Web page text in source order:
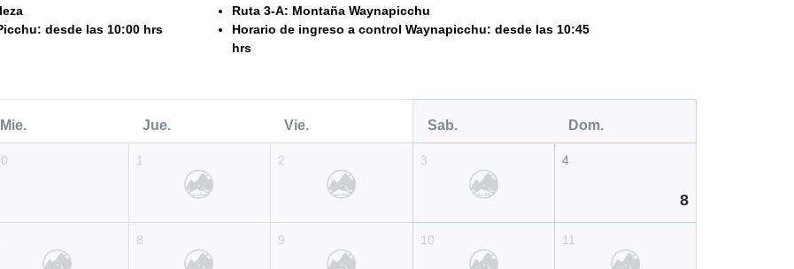
desde las 10:00 hrs
Ruta 3-A: Montaña Waynapicchu
Horario de ingreso a control Waynapicchu: desde las 10:45
hrs
Mie. Jue.
1
8
Vie.
2
9
Sab.
3
10
Dom.
4
8
11